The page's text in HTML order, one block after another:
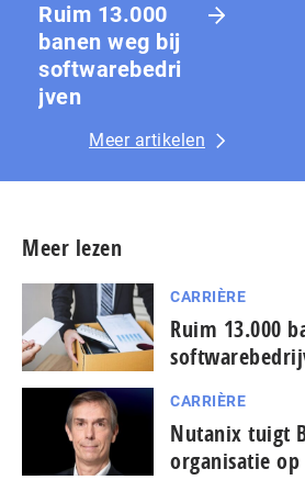
Ruim 13.000
banen weg bij
softwarebedri
jven
Meer artikelen
Meer lezen
CARRIÈRE
Ruim 13.000
CARRIÈRE
Nutanix tuigt
organisatie op